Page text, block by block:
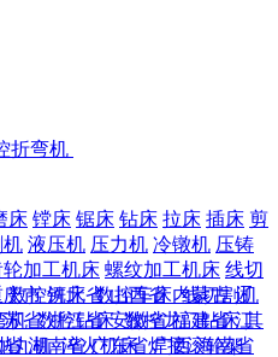
折弯机
床 镗床 锯床 钻床 拉床 插床 剪
机 液压机 压力机 冷镦机 压铸
轮加工机床 螺纹加工机床 线切
数控铣床 数控车床 线切割机
机 数控钻床 数控龙门钻床 其
丸机 淬火机床 焊接滚轮架
庆市 河北省 山西省 内蒙古 辽
苏省 浙江省 安徽省 福建省 江
省 湖南省 广东省 广西 海南省